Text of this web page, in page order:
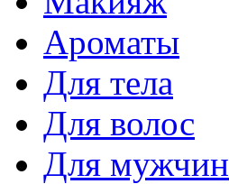
Ароматы
Для тела
Для волос
Для мужчин